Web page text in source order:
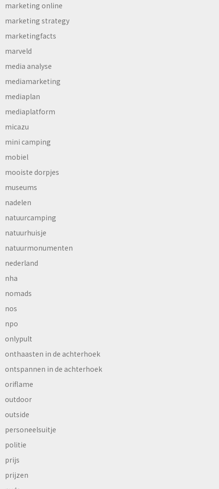
marketing online
marketing strategy
marketingfacts
marveld
media analyse
mediamarketing
mediaplan
mediaplatform
micazu
mini camping
mobiel
mooiste dorpjes
museums
nadelen
natuurcamping
natuurhuisje
natuurmonumenten
nederland
nha
nomads
nos
npo
onlypult
onthaasten in de achterhoek
ontspannen in de achterhoek
oriflame
outdoor
outside
personeelsuitje
politie
prijs
prijzen